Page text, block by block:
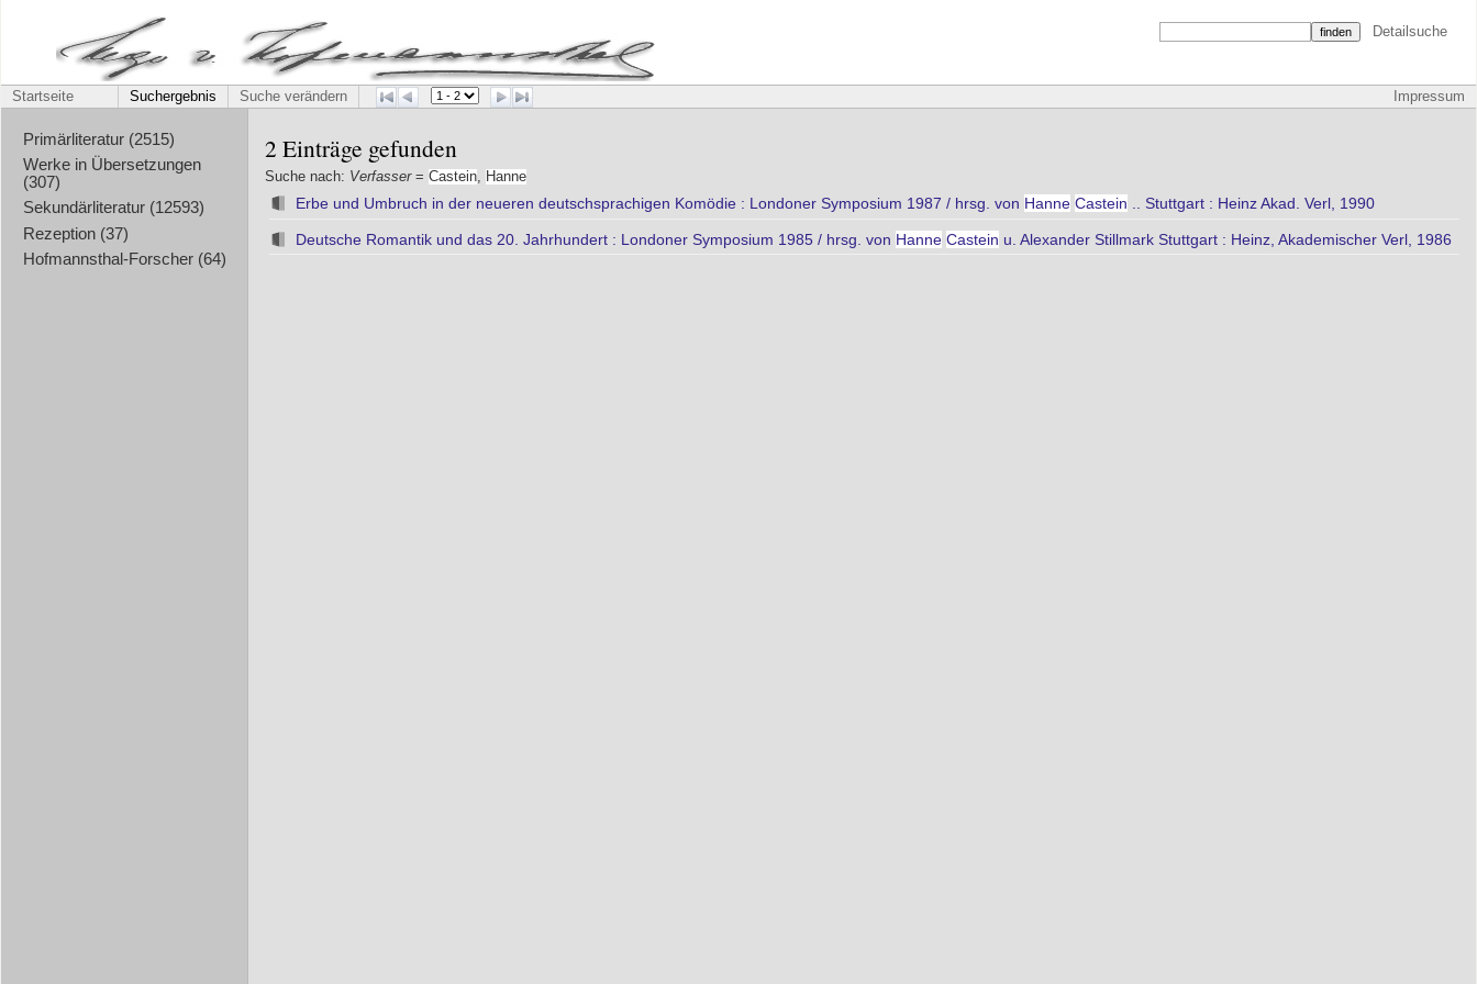
Detailsuche
Impressum
Startseite Suchergebnis Suche verändern
Primärliteratur (2515)
Werke in Übersetzungen
(307)
Sekundärliteratur (12593)
Rezeption (37)
Hofmannsthal-Forscher (64)
2 Einträge gefunden
Suche nach: Verfasser= Castein Hanne
Erbe und Umbruch in der neueren deutschsprachigen Komödie : Londoner Symposium 1987 / hrsg. von Hanne Castein .. Stuttgart : Heinz Akad. Verl, 1990
Deutsche Romantik und das 20. Jahrhundert : Londoner Symposium 1985 / hrsg. von Hanne Castein u. Alexander Stillmark Stuttgart : Heinz, Akademischer Verl, 1986